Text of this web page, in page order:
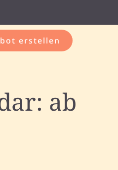
erstellen
ab